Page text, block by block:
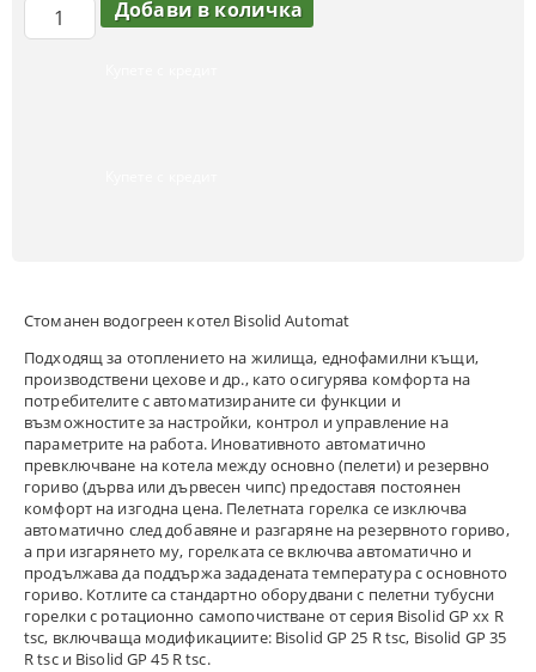
Стоманен водогреен котел Bisolid Automat
Подходящ за отоплението на жилища, еднофамилни къщи,
производствени цехове и др., като осигурява комфорта на
потребителите с автоматизираните си функции и
възможностите за настройки, контрол и управление на
параметрите на работа. Иновативното автоматично
превключване на котела между основно (пелети) и резервно
гориво (дърва или дървесен чипс) предоставя постоянен
комфорт на изгодна цена. Пелетната горелка се изключва
автоматично след добавяне и разгаряне на резервното гориво,
а при изгарянето му, горелката се включва автоматично и
продължава да поддържа зададената температура с основното
гориво. Котлите са стандартно оборудвани с пелетни тубусни
горелки с ротационно самопочистване от серия Bisolid GP xx R
tsc, включваща модификациите: Bisolid GP 25 R tsc, Bisolid GP 35
R tsc и Bisolid GP 45 R tsc.